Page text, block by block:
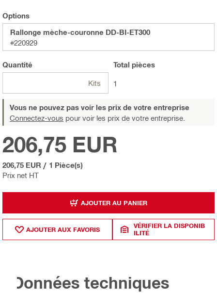
Options
Rallonge mèche-couronne DD-BI-ET300
#220929
Quantité
Kits
Total pièces
1
Vous ne pouvez pas voir les prix de votre entreprise
Connectez-vous pour voir les prix de votre entreprise.
Prix net HT
206,75 EUR
206,75 EUR / 1 Pièce(s)
AJOUTER AU PANIER
AJOUTER AUX FAVORIS
VÉRIFIER LA DISPONIB
ILITÉ
Données techniques